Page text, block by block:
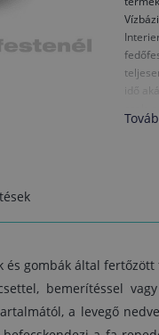
idő
és gombák által
bemerítéssel
a levegő